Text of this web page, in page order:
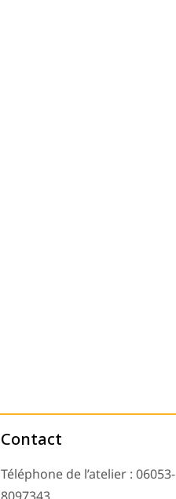
Contact
Téléphone de l’atelier : 06053-